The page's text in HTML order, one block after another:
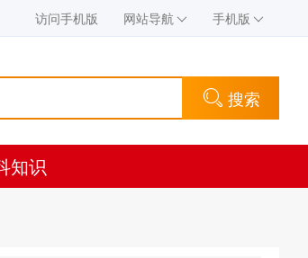
访问手机版 网站导航 手机版
搜索
知识